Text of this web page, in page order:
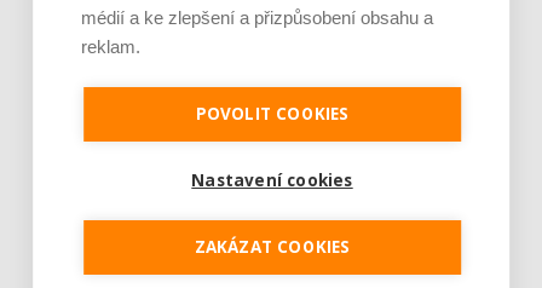
Je jen pro sportovce, přiberu po něm a ve
stravě ho mám dostatek. Znáte nejčastějš [...]
médií a ke zlepšení a přizpůsobení obsahu a
reklam.
POVOLIT COOKIES
Nastavení cookies
ZAKÁZAT COOKIES